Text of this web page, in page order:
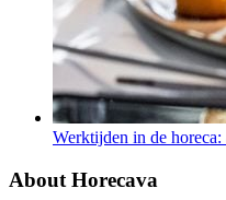
Werktijden in de
About Horecava